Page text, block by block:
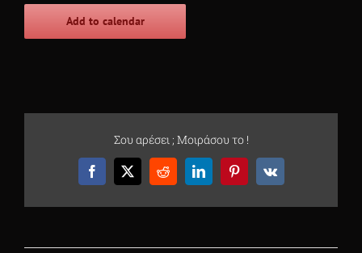
Add to calendar
Σου αρέσει ; Μοιράσου το !
Facebook
X RedditLinkedInPinterest
Vk